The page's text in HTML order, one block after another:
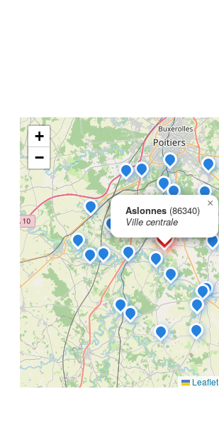
Aslonnes (86340)
Ville centrale
×
+
−
Leaflet